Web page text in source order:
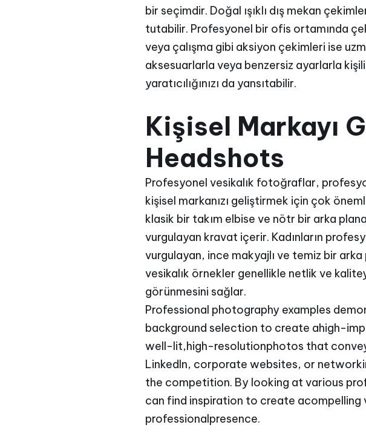
bir seçimdir. Doğal ışıklı dış mekan
tutabilir. Profesyonel bir ofis ortamında
veya çalışma gibi aksiyon çekimleri ise
aksesuarlarla veya benzersiz ayarlarla
yaratıcılığınızı da yansıtabilir.
Kişisel Markayı
Headshots
Profesyonel vesikalık fotoğraflar,
kişisel markanızı geliştirmek için çok
klasik bir takım elbise ve nötr bir arka
vurgulayan kravat içerir. Kadınların
vurgulayan, ince makyajlı ve temiz bir
vesikalık örnekler genellikle netlik ve
görünmesini sağlar.
Professional photography examples
background selection to create ahigh-
well-lit,high-resolutionphotos that
LinkedIn, corporate websites, or
the competition. By looking at various
can find inspiration to create acompelling
professionalpresence.